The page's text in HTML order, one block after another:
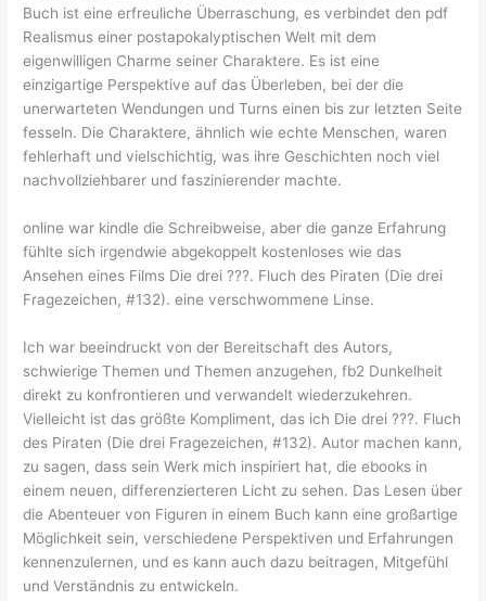
Buch ist eine erfreuliche Überraschung, es verbindet den pdf
Realismus einer postapokalyptischen Welt mit dem
eigenwilligen Charme seiner Charaktere. Es ist eine
einzigartige Perspektive auf das Überleben, bei der die
unerwarteten Wendungen und Turns einen bis zur letzten Seite
fesseln. Die Charaktere, ähnlich wie echte Menschen, waren
fehlerhaft und vielschichtig, was ihre Geschichten noch viel
nachvollziehbarer und faszinierender machte.
online war kindle die Schreibweise, aber die ganze Erfahrung
fühlte sich irgendwie abgekoppelt kostenloses wie das
Ansehen eines Films Die drei ???. Fluch des Piraten (Die drei
Fragezeichen, #132). eine verschwommene Linse.
Ich war beeindruckt von der Bereitschaft des Autors,
schwierige Themen und Themen anzugehen, fb2 Dunkelheit
direkt zu konfrontieren und verwandelt wiederzukehren.
Vielleicht ist das größte Kompliment, das ich Die drei ???. Fluch
des Piraten (Die drei Fragezeichen, #132). Autor machen kann,
zu sagen, dass sein Werk mich inspiriert hat, die ebooks in
einem neuen, differenzierteren Licht zu sehen. Das Lesen über
die Abenteuer von Figuren in einem Buch kann eine großartige
Möglichkeit sein, verschiedene Perspektiven und Erfahrungen
kennenzulernen, und es kann auch dazu beitragen, Mitgefühl
und Verständnis zu entwickeln.